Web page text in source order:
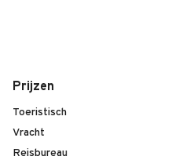
Prijzen
Toeristisch
Vracht
Reisbureau